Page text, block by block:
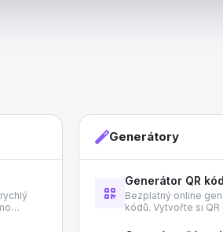
Generátory
Generátor QR
Bezplatný online
kódů. Vytvořte si